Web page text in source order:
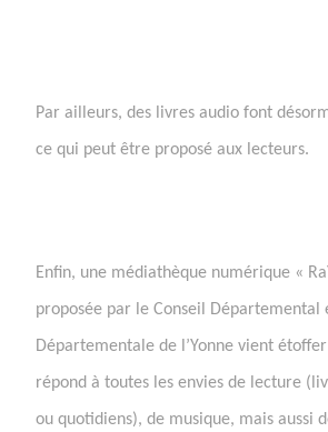
Par ailleurs, des livres audio font
ce qui peut être proposé aux lecteurs.
Enfin, une médiathèque numérique «
proposée par le Conseil Départemental
Départementale de l’Yonne vient
répond à toutes les envies de lecture
ou quotidiens), de musique, mais aussi